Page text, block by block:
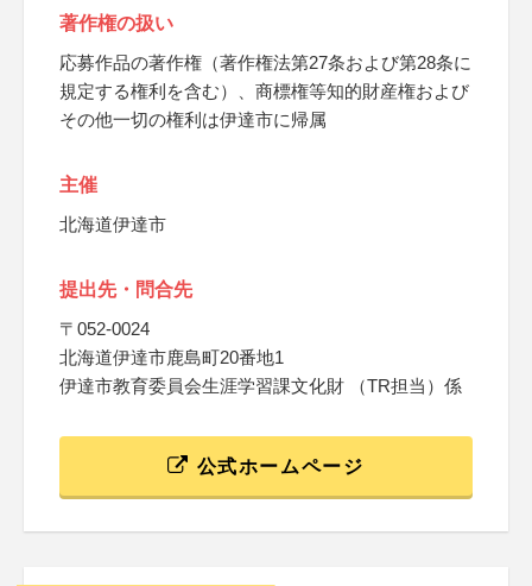
著作権の扱い
応募作品の著作権（著作権法第27条および第28条に
規定する権利を含む）、商標権等知的財産権および
その他一切の権利は伊達市に帰属
主催
北海道伊達市
提出先・問合先
〒052-0024
北海道伊達市鹿島町20番地1
伊達市教育委員会生涯学習課文化財 （TR担当）係
公式ホームページ